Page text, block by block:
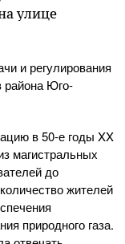
улице
и регулирования
района Юго-
в 50-е годы XX
магистральных
до
жителей
природного газа.